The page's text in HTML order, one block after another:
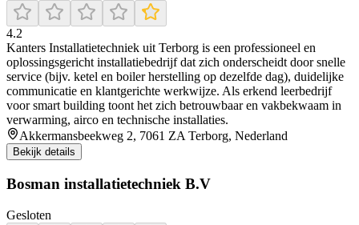
4.2
Kanters Installatietechniek uit Terborg is een professioneel en
oplossingsgericht installatiebedrijf dat zich onderscheidt door snelle
service (bijv. ketel en boiler herstelling op dezelfde dag), duidelijke
communicatie en klantgerichte werkwijze. Als erkend leerbedrijf
voor smart building toont het zich betrouwbaar en vakbekwaam in
verwarming, airco en technische installaties.
Akkermansbeekweg 2, 7061 ZA Terborg, Nederland
Bekijk details
Bosman installatietechniek B.V
Gesloten